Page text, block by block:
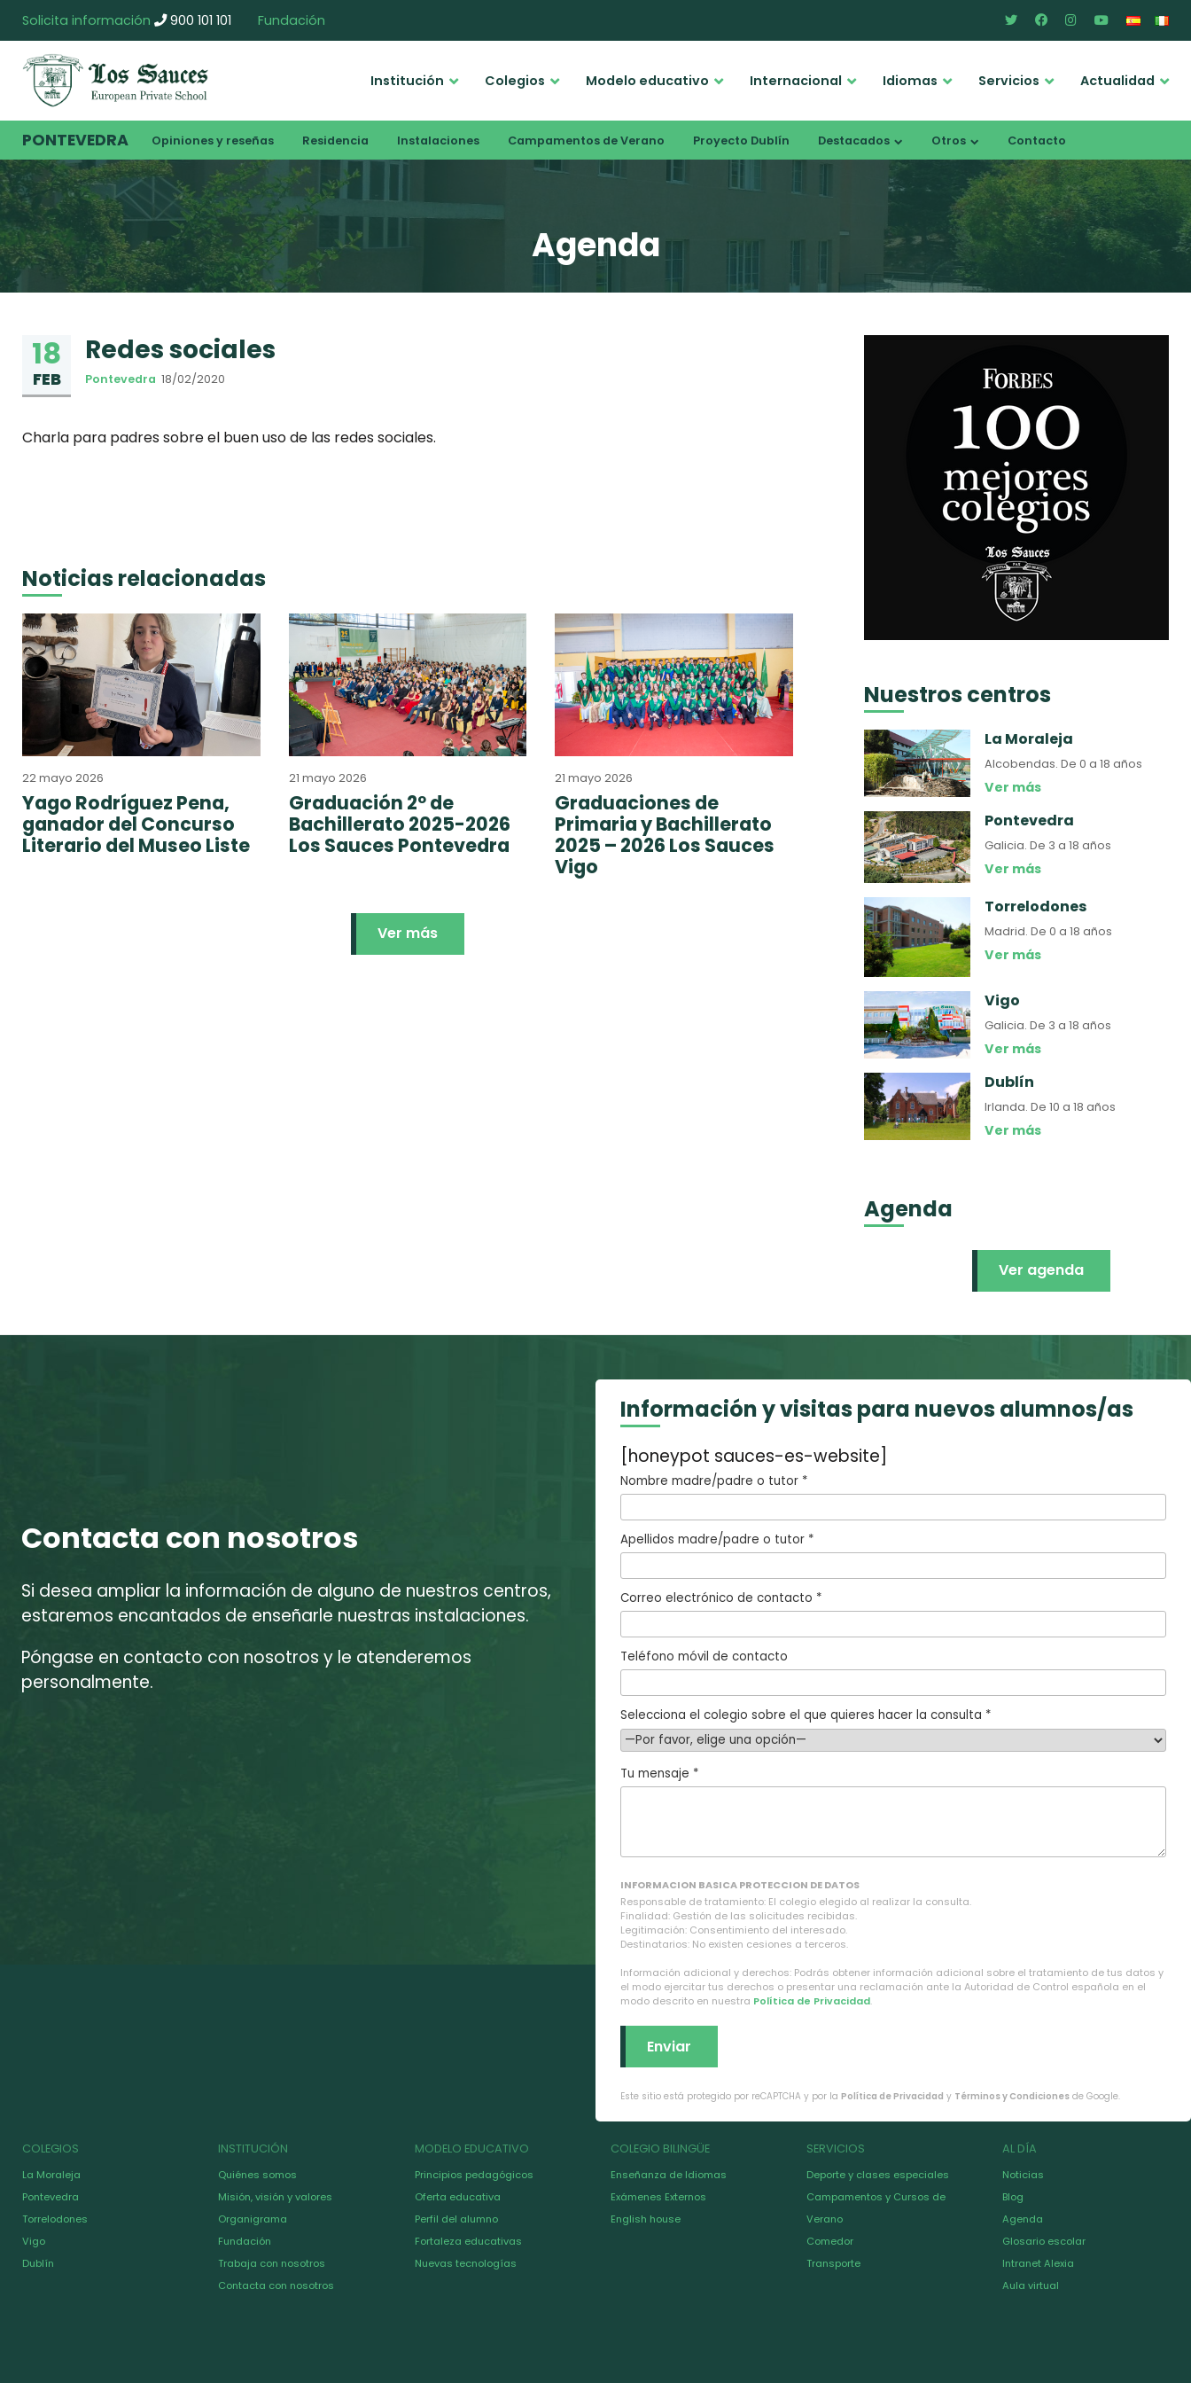
Solicita información 900 101 101 Fundación
Institución Colegios Modelo educativo Internacional Idiomas Servicios Actualidad
PONTEVEDRA Opiniones y reseñas Residencia Instalaciones Campamentos de Verano Proyecto Dublín Destacados Otros Contacto
Agenda
18
FEB
Redes sociales
Pontevedra 18/02/2020
Charla para padres sobre el buen uso de las redes sociales.
Noticias relacionadas
22 mayo 2026
Yago Rodríguez Pena,
ganador del Concurso
Literario del Museo Liste
21 mayo 2026
Graduación 2º de
Bachillerato 2025-2026
Los Sauces Pontevedra
21 mayo 2026
Graduaciones de
Primaria y Bachillerato
2025 – 2026 Los Sauces
Vigo
Ver más
Nuestros centros
La Moraleja
Alcobendas.De 0 a 18 años
Ver más
Pontevedra
Galicia.De 3 a 18 años
Ver más
Torrelodones
Madrid.De 0 a 18 años
Ver más
Vigo
Galicia.De 3 a 18 años
Ver más
Dublín
Irlanda.De 10 a 18 años
Ver más
Agenda
Ver agenda
Contacta con nosotros
Si desea ampliar la información de alguno de nuestros centros,
estaremos encantados de enseñarle nuestras instalaciones.
Póngase en contacto con nosotros y le atenderemos
personalmente.
Información y visitas para nuevos alumnos/as
[honeypot sauces-es-website]
Nombre madre/padre o tutor *
Apellidos madre/padre o tutor *
Correo electrónico de contacto *
Teléfono móvil de contacto
Selecciona el colegio sobre el que quieres hacer la consulta *
Tu mensaje *
INFORMACION BASICA PROTECCION DE DATOS
Responsable de tratamiento: El colegio elegido al realizar la consulta.
Finalidad: Gestión de las solicitudes recibidas.
Legitimación: Consentimiento del interesado.
Destinatarios: No existen cesiones a terceros.
Información adicional y derechos: Podrás obtener información adicional sobre el tratamiento de tus datos y
el modo ejercitar tus derechos o presentar una reclamación ante la Autoridad de Control española en el
modo descrito en nuestra Política de Privacidad.
Este sitio está protegido por reCAPTCHA y por la Política de Privacidad y Términos y Condiciones de Google.
COLEGIOS
La Moraleja
Pontevedra
Torrelodones
Vigo
Dublín
INSTITUCIÓN
Quiénes somos
Misión, visión y valores
Organigrama
Fundación
Trabaja con nosotros
Contacta con nosotros
MODELO EDUCATIVO
Principios pedagógicos
Oferta educativa
Perfil del alumno
Fortaleza educativas
Nuevas tecnologías
COLEGIO BILINGÜE
Enseñanza de Idiomas
Exámenes Externos
English house
SERVICIOS
Deporte y clases especiales
Campamentos y Cursos de
Verano
Comedor
Transporte
AL DÍA
Noticias
Blog
Agenda
Glosario escolar
Intranet Alexia
Aula virtual